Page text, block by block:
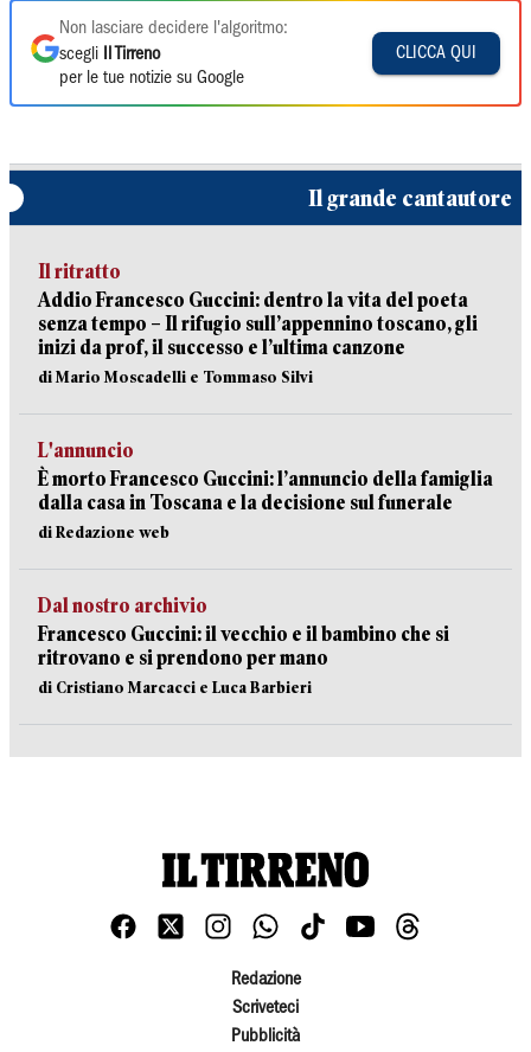
Non lasciare decidere l'algoritmo:
scegli
Il Tirreno
per le tue notizie su Google
CLICCA QUI
Il grande cantautore
Il ritratto
Addio Francesco Guccini: dentro la vita del poeta
senza tempo – Il rifugio sull’appennino toscano, gli
inizi da prof, il successo e l’ultima canzone
di Mario Moscadelli e Tommaso Silvi
L'annuncio
È morto Francesco Guccini: l’annuncio della famiglia
dalla casa in Toscana e la decisione sul funerale
di Redazione web
Dal nostro archivio
Francesco Guccini: il vecchio e il bambino che si
ritrovano e si prendono per mano
di Cristiano Marcacci e Luca Barbieri
Redazione
Scriveteci
Pubblicità